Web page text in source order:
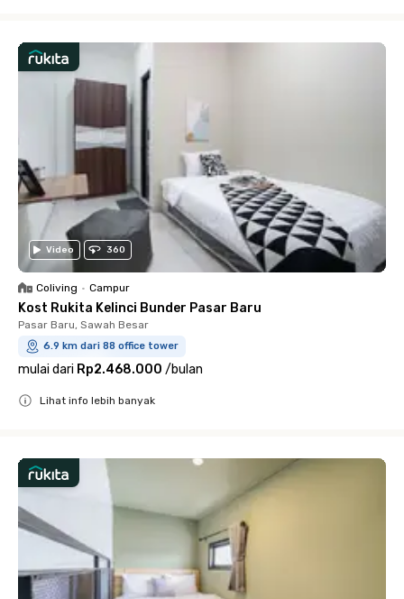
Video 360
Coliving • Campur
Kost Rukita Kelinci Bunder Pasar Baru
Pasar Baru, Sawah Besar
6.9 km dari 88 office tower
mulai dari Rp2.468.000 /bulan
Lihat info lebih banyak